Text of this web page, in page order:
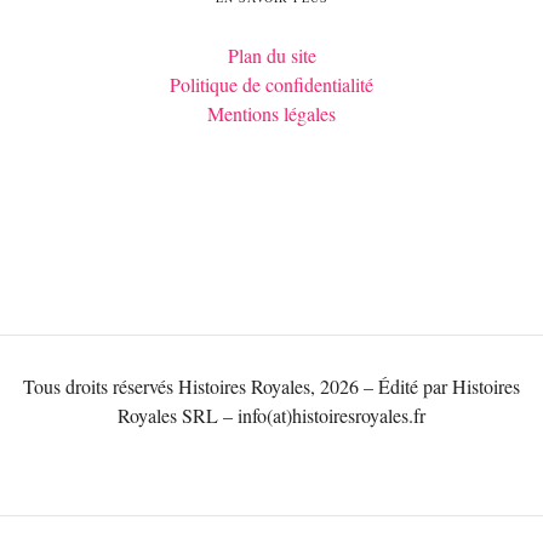
Plan du site
Politique de confidentialité
Mentions légales
Tous droits réservés Histoires Royales, 2026 – Édité par Histoires
Royales SRL – info(at)histoiresroyales.fr